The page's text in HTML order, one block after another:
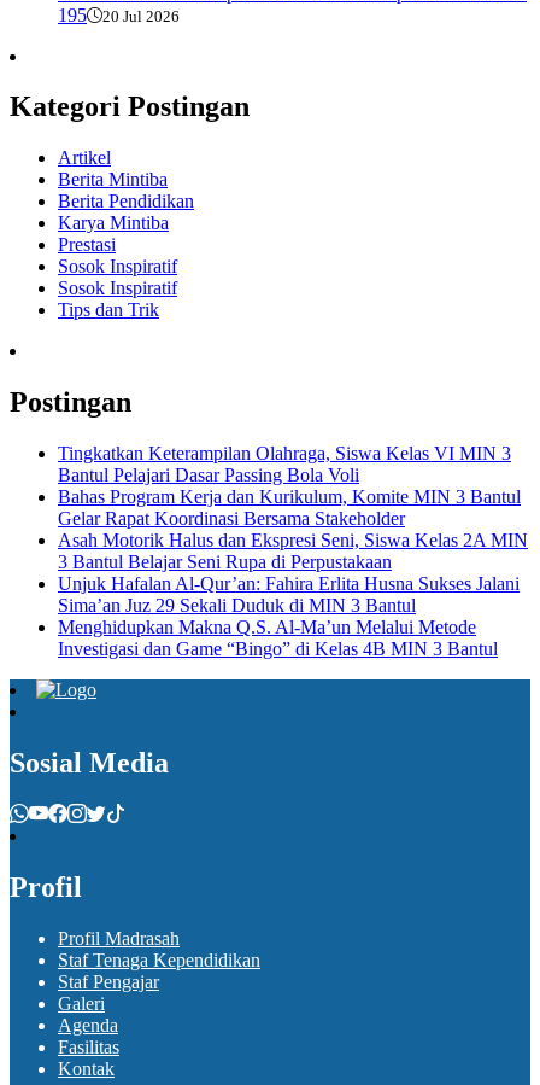
195
20 Jul 2026
Kategori Postingan
Artikel
Berita Mintiba
Berita Pendidikan
Karya Mintiba
Prestasi
Sosok Inspiratif
Sosok Inspiratif
Tips dan Trik
Postingan
Tingkatkan Keterampilan Olahraga, Siswa Kelas VI MIN 3
Bantul Pelajari Dasar Passing Bola Voli
Bahas Program Kerja dan Kurikulum, Komite MIN 3 Bantul
Gelar Rapat Koordinasi Bersama Stakeholder
Asah Motorik Halus dan Ekspresi Seni, Siswa Kelas 2A MIN
3 Bantul Belajar Seni Rupa di Perpustakaan
Unjuk Hafalan Al-Qur’an: Fahira Erlita Husna Sukses Jalani
Sima’an Juz 29 Sekali Duduk di MIN 3 Bantul
Menghidupkan Makna Q.S. Al-Ma’un Melalui Metode
Investigasi dan Game “Bingo” di Kelas 4B MIN 3 Bantul
Sosial Media
Profil
Profil Madrasah
Staf Tenaga Kependidikan
Staf Pengajar
Galeri
Agenda
Fasilitas
Kontak